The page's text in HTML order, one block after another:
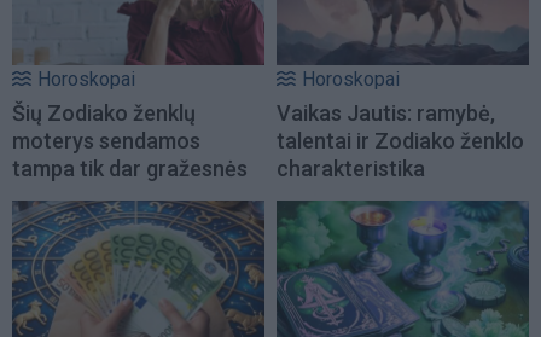
Horoskopai
Šių Zodiako ženklų
moterys sendamos
tampa tik dar gražesnės
Horoskopai
Vaikas Jautis: ramybė,
talentai ir Zodiako ženklo
charakteristika